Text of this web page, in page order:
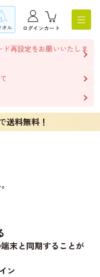
オル ログインカート
ド再設定をお願いいたしま
送料無料！
末と同期することが
ン